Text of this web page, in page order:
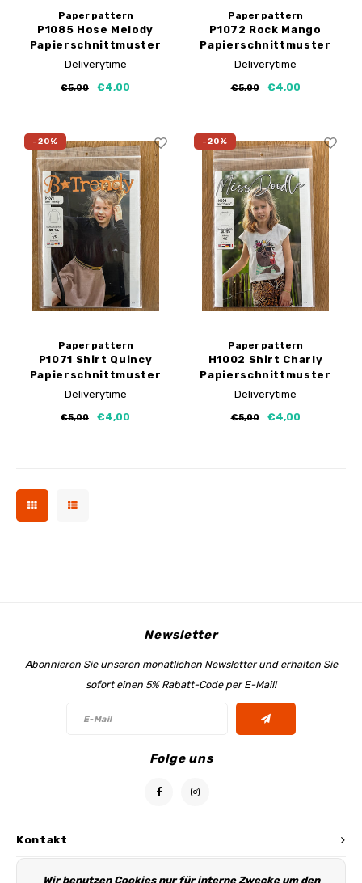
Paper pattern
P1085 Hose Melody
Papierschnittmuster
Deliverytime
€5,00 €4,00
Paper pattern
P1072 Rock Mango
Papierschnittmuster
Deliverytime
€5,00 €4,00
-20%
Paper pattern
P1071 Shirt Quincy
Papierschnittmuster
Deliverytime
€5,00 €4,00
-20%
Paper pattern
H1002 Shirt Charly
Papierschnittmuster
Deliverytime
€5,00 €4,00
Kontakt
Newsletter
Abonnieren Sie unseren monatlichen Newsletter und erhalten Sie
sofort einen 5% Rabatt-Code per E-Mail!
Folge uns
Kundendienst
Wir benutzen Cookies nur für interne Zwecke um den